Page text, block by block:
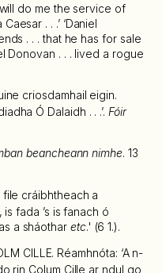
do me the service of
. . .’ ‘Daniel
. . . that he has for sale
Donovan . . . lived a rogue
criosdamhail eigin.
Ó Dalaidh . . .’. Fóir
beancheann nimhe. 13
file cráibhtheach a
fada ’s is fanach ó
a sháothar etc.' (6 1.).
CILLE. Réamhnóta: ‘A n-
rin Colum Cille ar ndul go